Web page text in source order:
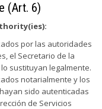
(Art. 6)
por las autoridades
el Secretario de la
sustituyan legalmente.
notarialmente y los
sido autenticadas
de Servicios